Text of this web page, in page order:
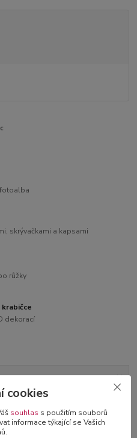
skrývačkami a kapsami
růžky
dekorací
cookies
souhlas s použitím souborů
informace týkající se Vašich